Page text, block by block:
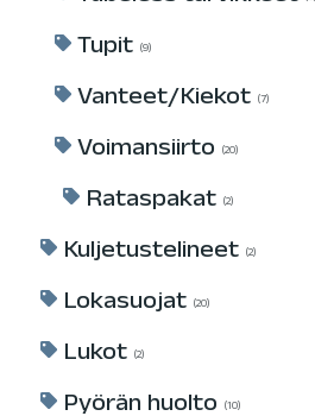
Tupit 9
Vanteet/Kiekot 7
Voimansiirto 20
Rataspakat 2
Kuljetustelineet 2
Lokasuojat 20
Lukot 2
Pyörän huolto 10